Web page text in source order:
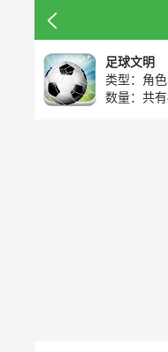
足球文明
类型：角色
数量：共